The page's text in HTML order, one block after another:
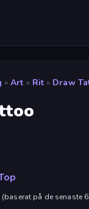
» Art » Rit » Draw
(baserat på de senaste